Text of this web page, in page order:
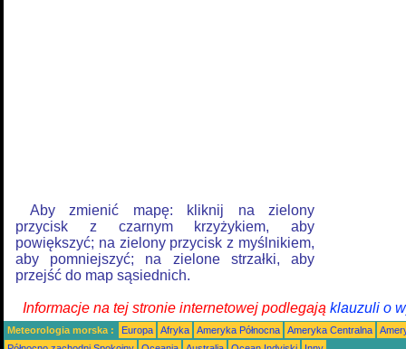
Aby zmienić mapę: kliknij na zielony
przycisk z czarnym krzyżykiem, aby
powiększyć; na zielony przycisk z myślnikiem,
aby pomniejszyć; na zielone strzałki, aby
przejść do map sąsiednich.
Informacje na tej stronie internetowej podlegają klauzuli o
Meteorologia morska : Europa Afryka Ameryka Północna Ameryka Centralna